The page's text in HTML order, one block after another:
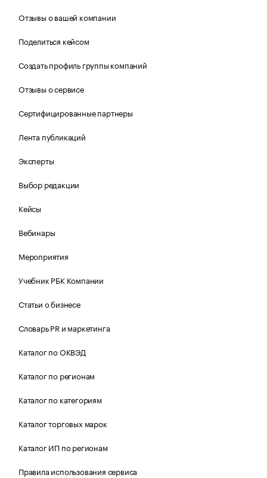
Отзывы о вашей компании
Поделиться кейсом
Создать профиль группы компаний
Отзывы о сервисе
Сертифицированные партнеры
Лента публикаций
Эксперты
Выбор редакции
Кейсы
Вебинары
Мероприятия
Учебник РБК Компании
Статьи о бизнесе
Словарь PR и маркетинга
Каталог по ОКВЭД
Каталог по регионам
Каталог по категориям
Каталог торговых марок
Каталог ИП по регионам
Правила использования сервиса